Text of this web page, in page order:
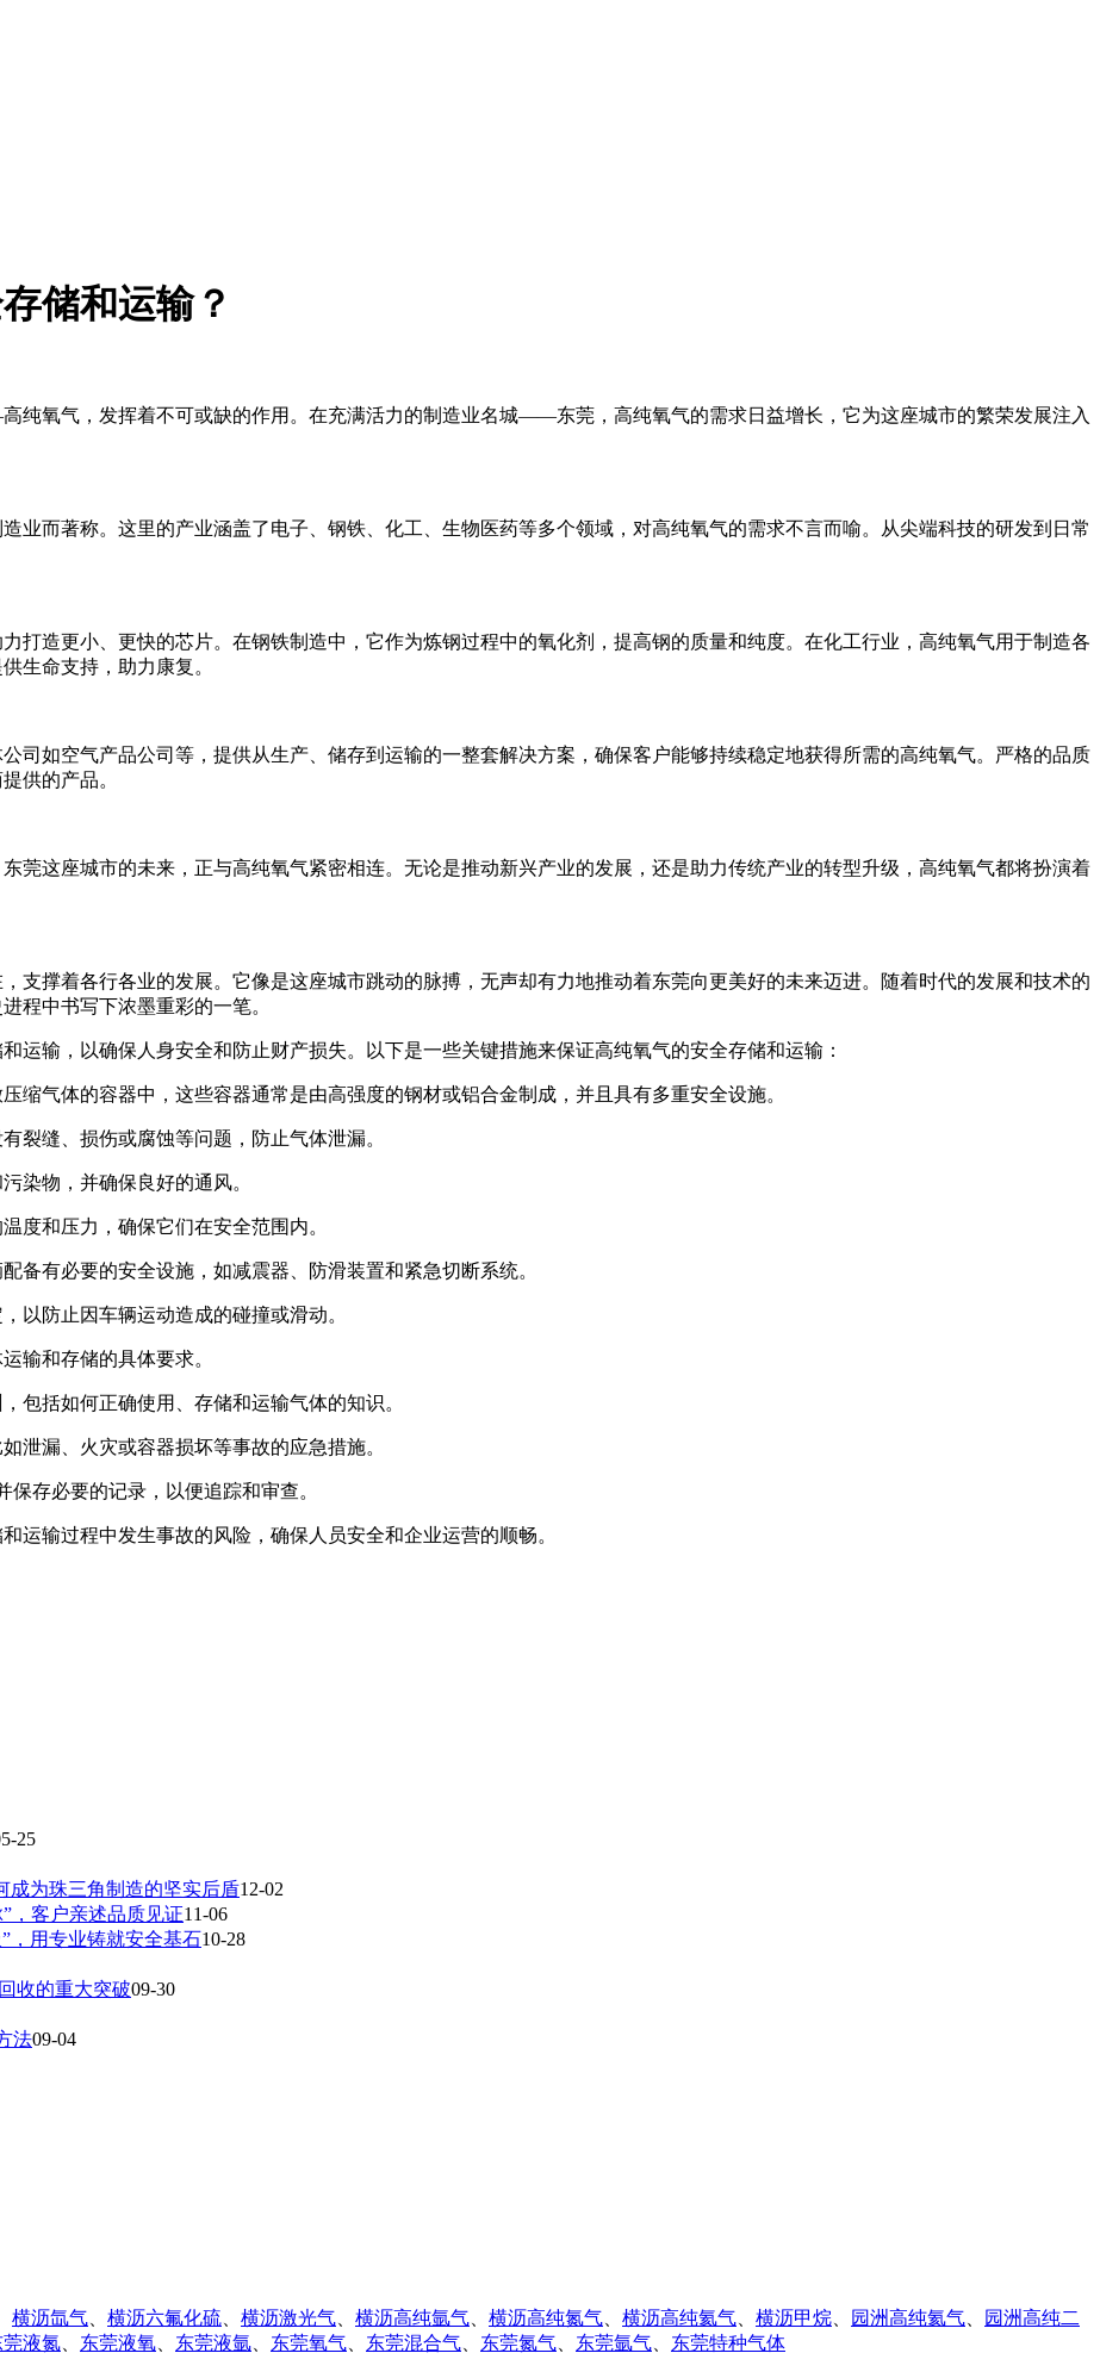
储和运输？
氧气，发挥着不可或缺的作用。在充满活力的制造业名城——东莞，高纯氧气的需求日益增长，它为这座城市的繁荣发展注入
业而著称。这里的产业涵盖了电子、钢铁、化工、生物医药等多个领域，对高纯氧气的需求不言而喻。从尖端科技的研发到日常
打造更小、更快的芯片。在钢铁制造中，它作为炼钢过程中的氧化剂，提高钢的质量和纯度。在化工行业，高纯氧气用于制造各
生命支持，助力康复。
司如空气产品公司等，提供从生产、储存到运输的一整套解决方案，确保客户能够持续稳定地获得所需的高纯氧气。严格的品质
供的产品。
莞这座城市的未来，正与高纯氧气紧密相连。无论是推动新兴产业的发展，还是助力传统产业的转型升级，高纯氧气都将扮演着
支撑着各行各业的发展。它像是这座城市跳动的脉搏，无声却有力地推动着东莞向更美好的未来迈进。随着时代的发展和技术的
程中书写下浓墨重彩的一笔。
运输，以确保人身安全和防止财产损失。以下是一些关键措施来保证高纯氧气的安全存储和运输：
缩气体的容器中，这些容器通常是由高强度的钢材或铝合金制成，并且具有多重安全设施。
裂缝、损伤或腐蚀等问题，防止气体泄漏。
染物，并确保良好的通风。
度和压力，确保它们在安全范围内。
备有必要的安全设施，如减震器、防滑装置和紧急切断系统。
以防止因车辆运动造成的碰撞或滑动。
输和存储的具体要求。
包括如何正确使用、存储和运输气体的知识。
泄漏、火灾或容器损坏等事故的应急措施。
存必要的记录，以便追踪和审查。
运输过程中发生事故的风险，确保人员安全和企业运营的顺畅。
25
成为珠三角制造的坚实后盾12-02
，客户亲述品质见证11-06
，用专业铸就安全基石10-28
收的重大突破09-30
法09-04
横沥氙气 横沥六氟化硫 横沥激光气 横沥高纯氩气 横沥高纯氮气 横沥高纯氦气 横沥甲烷 园洲高纯氦气
园洲高纯二
莞液氮 东莞液氧 东莞液氩 东莞氧气 东莞混合气 东莞氮气 东莞氩气 东莞特种气体